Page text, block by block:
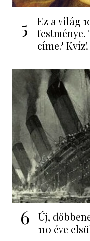
5
Ez a világ
festménye.
címe? Kvíz!
6
Új,
110 éve